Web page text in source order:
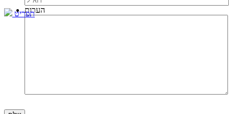
תפריטהערות